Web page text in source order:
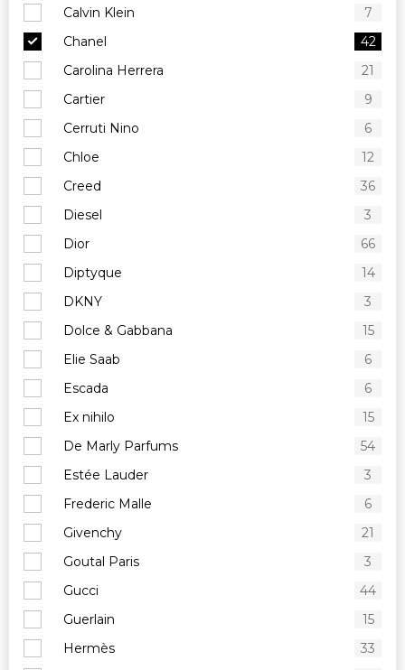
Calvin Klein
7
Chanel
42
Carolina Herrera
21
Cartier
9
Cerruti Nino
6
Chloe
12
Creed
36
Diesel
3
Dior
66
Diptyque
14
DKNY
3
Dolce & Gabbana
15
Elie Saab
6
Escada
6
Ex nihilo
15
De Marly Parfums
54
Estée Lauder
3
Frederic Malle
6
Givenchy
21
Goutal Paris
3
Gucci
44
Guerlain
15
Hermès
33